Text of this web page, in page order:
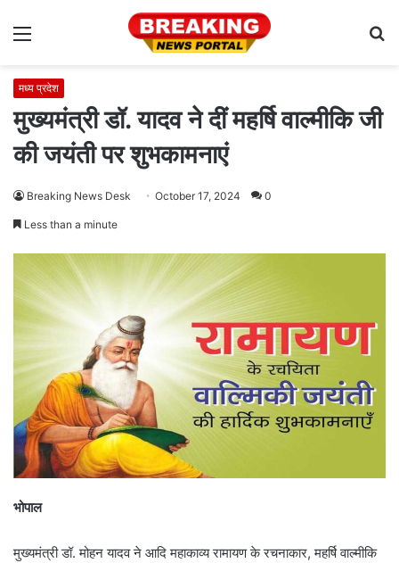
Menu
मध्य प्रदेश
मुख्यमंत्री डॉ. यादव ने दीं महर्षि वाल्मीकि जी
की जयंती पर शुभकामनाएं
Breaking News Desk October 17, 2024 0
Less than a minute
भोपाल
मुख्यमंत्री डॉ. मोहन यादव ने आदि महाकाव्य रामायण के रचनाकार, महर्षि वाल्मीकि